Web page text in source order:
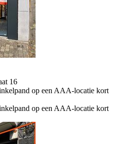
16
op een AAA-locatie kort
op een AAA-locatie kort